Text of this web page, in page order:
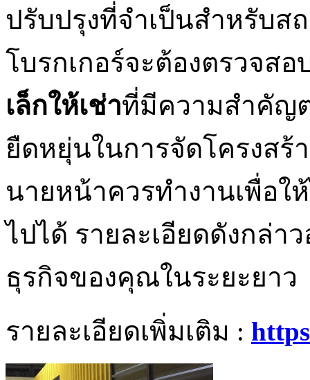
ปรับปรุงที่จำเป็นสำหรับส
โบรกเกอร์จะต้องตรวจสอ
เล็กให้เช่าที่มีความสำคัญ
ยืดหยุ่นในการจัดโครงสร้
นายหน้าควรทำงานเพื่อใ
ไปได้ รายละเอียดดังกล่า
ธุรกิจของคุณในระยะยาว
รายละเอียดเพิ่มเติม :